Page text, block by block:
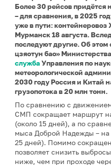
Более 30 рейсов придётся
– для сравнения, в 2025
уже в пути: контейнеровоз
Мурманск 18 августа.
последуют другие. Об
цзяотун бао»
службаУправления по
метеорологической
2030 году Россия и Китай
грузопотока в 20 млн тонн.
По сравнению с
СМП сокращает маршрут
(около 15 дней), а по
мыса Доброй Надежды –
25 дней). Помимо
позволяет снизить
ниже, чем при проходе